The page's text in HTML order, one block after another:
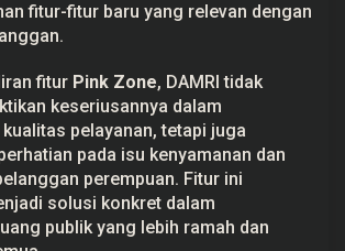
fitur-fitur baru yang relevan dengan
fitur Pink Zone, DAMRI tidak
keseriusannya dalam
pelayanan, tetapi juga
pada isu kenyamanan dan
perempuan. Fitur ini
solusi konkret dalam
publik yang lebih ramah dan